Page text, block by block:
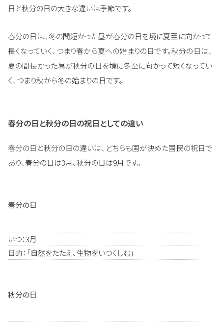
日と秋分の日の大きな違いは季節です。
春分の日は、冬の間短かった昼が春分の日を境に夏至に向かって
長くなっていく、つまり春から夏への始まりの日です。秋分の日は、
夏の間長かった昼が秋分の日を境に冬至に向かって短くなってい
く、つまり秋から冬の始まりの日です。
春分の日と秋分の日の祝日としての違い
春分の日と秋分の日の違いは、どちらも国が決めた国民の祝日で
あり、春分の日は3月、秋分の日は9月です。
春分の日
いつ：3月
目的：「自然をたたえ、生物をいつくしむ」
秋分の日